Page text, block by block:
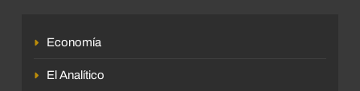
Economía
El Analítico